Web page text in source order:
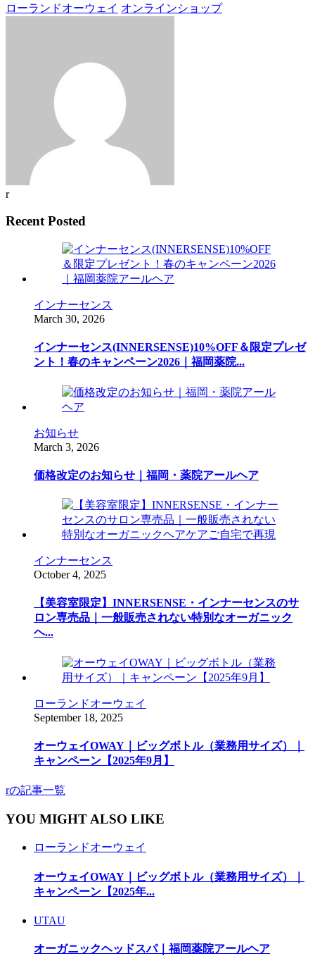
ローランドオーウェイ オンラインショップ
r
Recent Posted
インナーセンス
March 30, 2026
インナーセンス(INNERSENSE)10%OFF＆限定プレゼ
ント！春のキャンペーン2026｜福岡薬院...
お知らせ
March 3, 2026
価格改定のお知らせ｜福岡・薬院アールヘア
インナーセンス
October 4, 2025
【美容室限定】INNERSENSE・インナーセンスのサ
ロン専売品｜一般販売されない特別なオーガニック
ヘ...
ローランドオーウェイ
September 18, 2025
オーウェイOWAY｜ビッグボトル（業務用サイズ）｜
キャンペーン【2025年9月】
rの記事一覧
YOU MIGHT ALSO LIKE
ローランドオーウェイ
オーウェイOWAY｜ビッグボトル（業務用サイズ）｜
キャンペーン【2025年...
UTAU
オーガニックヘッドスパ｜福岡薬院アールヘア